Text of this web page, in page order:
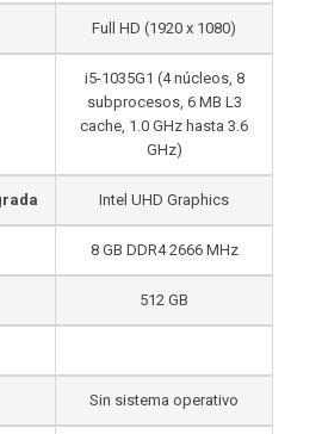
Full HD (1920 x 1080)
i5-1035G1 (4 núcleos, 8
subprocesos, 6 MB L3
cache, 1.0 GHz hasta 3.6
GHz)
Intel UHD Graphics
8 GB DDR4 2666 MHz
512 GB
Sin sistema operativo